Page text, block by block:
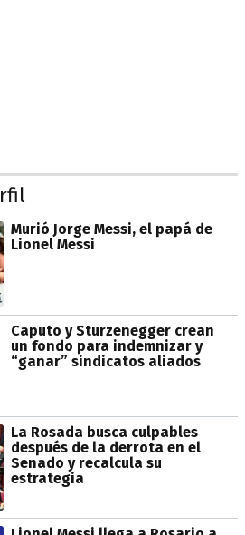
Murió Jorge Messi, el papá de
Lionel Messi
Caputo y Sturzenegger crean
un fondo para indemnizar y
“ganar” sindicatos aliados
La Rosada busca culpables
después de la derrota en el
Senado y recalcula su
estrategia